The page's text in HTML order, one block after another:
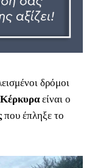
δρόμοι
Κέρκυραείναι ο
που έπληξε το